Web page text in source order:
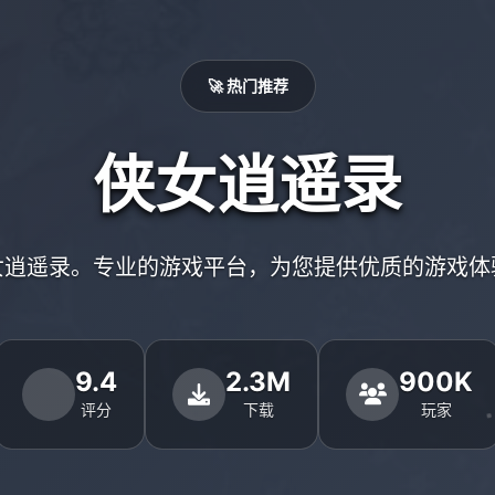
🚀 热门推荐
侠女逍遥录
遥录。专业的游戏平台，为您提供优质的游戏
9.4
评分
2.3M
下载
900K
玩家